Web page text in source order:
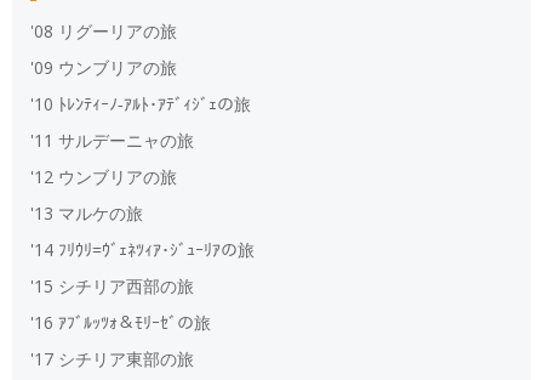
'08 リグーリアの旅
'09 ウンブリアの旅
'10 ﾄﾚﾝﾃｨｰﾉ‐ｱﾙﾄ･ｱﾃﾞｨｼﾞｪの旅
'11 サルデーニャの旅
'12 ウンブリアの旅
'13 マルケの旅
'14 ﾌﾘｳﾘ=ｳﾞｪﾈﾂｨｱ･ｼﾞｭｰﾘｱの旅
'15 シチリア西部の旅
'16 ｱﾌﾞﾙｯﾂｫ＆ﾓﾘｰｾﾞの旅
'17 シチリア東部の旅